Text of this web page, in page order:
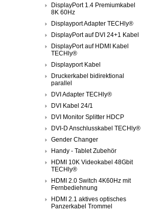
DisplayPort 1.4 Premiumkabel
8K 60Hz
Displayport Adapter TECHly®
DisplayPort auf DVI 24+1 Kabel
DisplayPort auf HDMI Kabel
TECHly®
Displayport Kabel
Druckerkabel bidirektional
parallel
DVI Adapter TECHly®
DVI Kabel 24/1
DVI Monitor Splitter HDCP
DVI-D Anschlusskabel TECHly®
Gender Changer
Handy - Tablet Zubehör
HDMI 10K Videokabel 48Gbit
TECHly®
HDMI 2.0 Switch 4K60Hz mit
Fernbediehnung
HDMI 2.1 aktives optisches
Panzerkabel Trommel